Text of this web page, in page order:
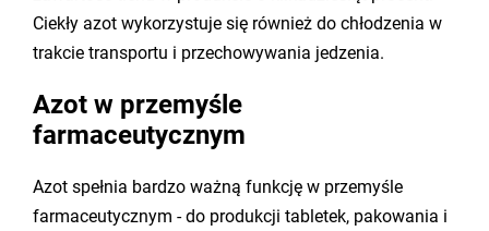
Ciekły azot wykorzystuje się również do chłodzenia w
trakcie transportu i przechowywania jedzenia.
Azot w przemyśle
farmaceutycznym
Azot spełnia bardzo ważną funkcję w przemyśle
farmaceutycznym - do produkcji tabletek, pakowania i